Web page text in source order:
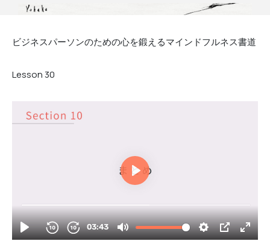
ビジネスパーソンのための心を鍛えるマインドフルネス書道
Lesson 30